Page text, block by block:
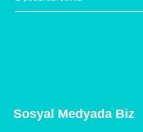
Sosyal Medyada Biz